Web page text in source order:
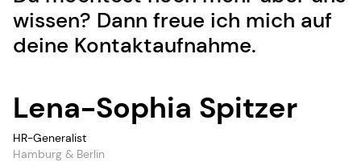
wissen? Dann freue ich mich auf
deine Kontaktaufnahme.
Lena-Sophia Spitzer
HR-Generalist
Hamburg & Berlin